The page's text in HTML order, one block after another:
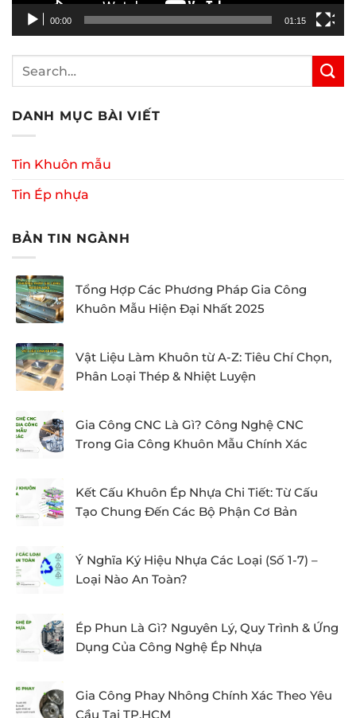
00:00 01:15
DANH MỤC BÀI VIẾT
Tin Khuôn mẫu
Tin Ép nhựa
BẢN TIN NGÀNH
Tổng Hợp Các Phương Pháp Gia Công
Khuôn Mẫu Hiện Đại Nhất 2025
Vật Liệu Làm Khuôn từ A-Z: Tiêu Chí Chọn,
Phân Loại Thép & Nhiệt Luyện
Gia Công CNC Là Gì? Công Nghệ CNC
Trong Gia Công Khuôn Mẫu Chính Xác
Kết Cấu Khuôn Ép Nhựa Chi Tiết: Từ Cấu
Tạo Chung Đến Các Bộ Phận Cơ Bản
Ý Nghĩa Ký Hiệu Nhựa Các Loại (Số 1-7) –
Loại Nào An Toàn?
Ép Phun Là Gì? Nguyên Lý, Quy Trình & Ứng
Dụng Của Công Nghệ Ép Nhựa
Gia Công Phay Nhông Chính Xác Theo Yêu
Cầu Tại TP.HCM